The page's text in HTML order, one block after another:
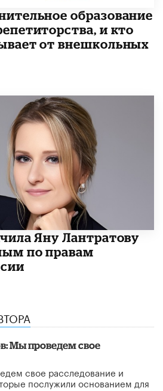
образование
и кто
от внешкольных
Яну Лантратову
по правам
Мы проведем свое
свое расследование и
послужили основанием для